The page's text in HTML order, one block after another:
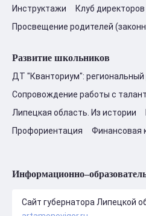
Инструктажи
Клуб
Просвещение родителей
Развитие школьников
ДТ "Кванториум":
Сопровождение работы с
Липецкая область. Из истории
Профориентация
Финансовая
Сайт губернатора Липецкой